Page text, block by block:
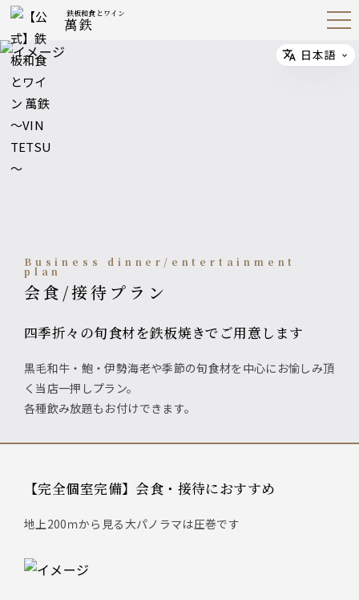
鉄板和食とワイン
萬鉄 Open
Navig
Business dinner/entertainment
plan
会食/接待プラン
四季折々の旬食材を鉄板焼きでご用意します
黒毛和牛・鮑・伊勢海老や季節の旬食材を中心にお愉しみ頂
く当店一押しプラン。
各種飲み放題もお付けできます。
【完全個室完備】会食・接待におすすめ
地上200ｍから見る大パノラマは圧巻です
Select
日本語